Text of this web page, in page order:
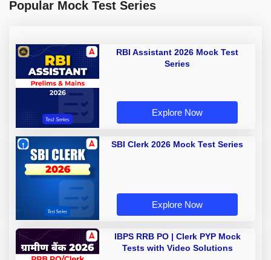
Popular Mock Test Series
RBI Assistant 2026 Mock Test
Series
Explore Now
SBI Clerk 2026 Mock Test Series
Explore Now
IBPS RRB PO | Clerk PYP Mock
Tests with Video Solutions